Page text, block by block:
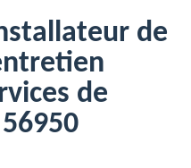
de
de